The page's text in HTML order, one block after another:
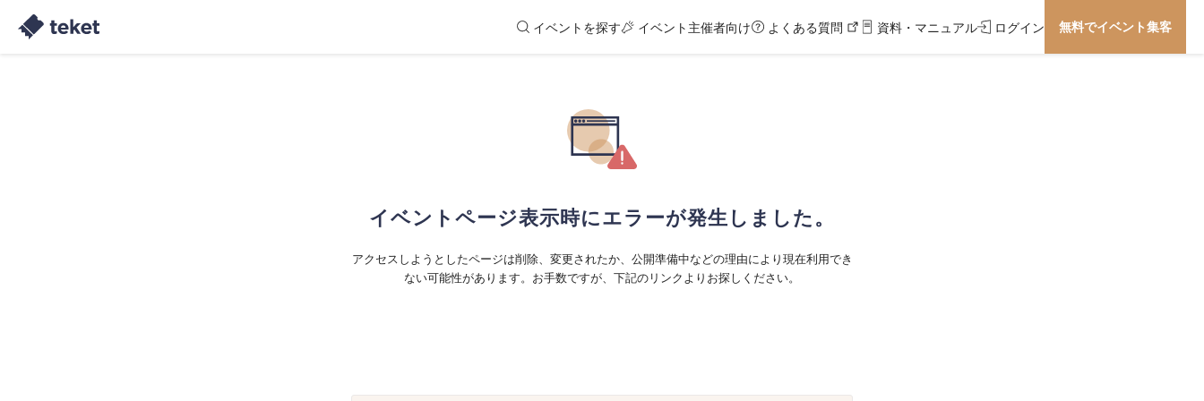
イベントを探す イベント主催者向け よくある質問 資料・マニュアル ログイン 無料でイベント集客
イベントページ表示時にエラーが発生しました。
アクセスしようとしたページは削除、変更されたか、公開準備中などの理由により現在利用でき
ない可能性があります。お手数ですが、下記のリンクよりお探しください。